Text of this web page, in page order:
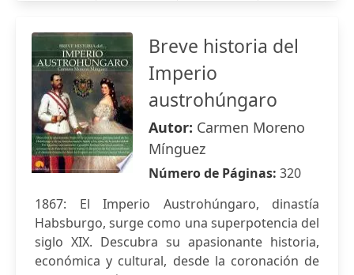
Breve historia del
Imperio
austrohúngaro
Autor: Carmen Moreno
Mínguez
Número de Páginas: 320
1867: El Imperio Austrohúngaro, dinastía
Habsburgo, surge como una superpotencia del
siglo XIX. Descubra su apasionante historia,
económica y cultural, desde la coronación de